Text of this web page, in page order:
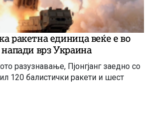
ракетна единица веќе е во
напади врз Украина
разузнавање, Пјонгјанг заедно со
120 балистички ракети и шест